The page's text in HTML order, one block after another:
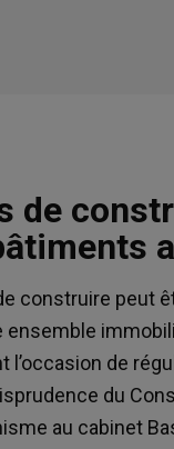
de
construire peut
de
du
au cabinet